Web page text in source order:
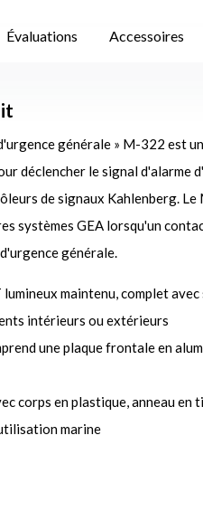
Évaluations Accessoires
générale » M-322 est
déclencher le signal d'alarme
de signaux Kahlenberg.
systèmes GEA lorsqu'un
générale.
maintenu, complet avec
intérieurs ou extérieurs
une plaque frontale en
corps en plastique, anneau en
marine